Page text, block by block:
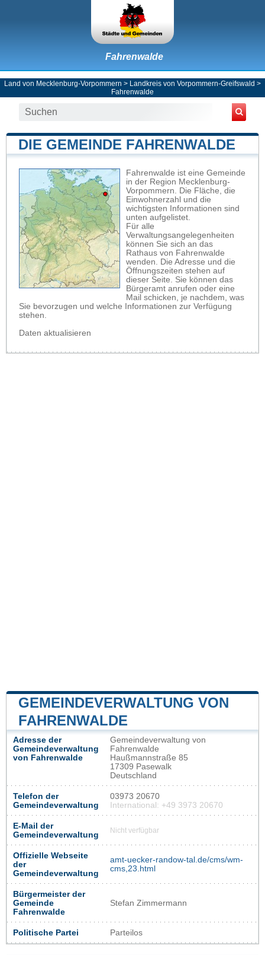
Fahrenwalde
Land von Mecklenburg-Vorpommern > Landkreis von Vorpommern-Greifswald >
Fahrenwalde
DIE GEMEINDE FAHRENWALDE
Fahrenwalde ist eine Gemeinde
in der Region Mecklenburg-
Vorpommern. Die Fläche, die
Einwohnerzahl und die
wichtigsten Informationen sind
unten aufgelistet.
Für alle
Verwaltungsangelegenheiten
können Sie sich an das
Rathaus von Fahrenwalde
wenden. Die Adresse und die
Öffnungszeiten stehen auf
dieser Seite. Sie können das
Bürgeramt anrufen oder eine
Mail schicken, je nachdem, was
Sie bevorzugen und welche Informationen zur Verfügung
stehen.
Daten aktualisieren
GEMEINDEVERWALTUNG VON
FAHRENWALDE
Adresse der
Gemeindeverwaltung
von Fahrenwalde
Gemeindeverwaltung von
Fahrenwalde
Haußmannstraße 85
17309 Pasewalk
Deutschland
Telefon der
Gemeindeverwaltung
03973 20670
International: +49 3973 20670
E-Mail der
Gemeindeverwaltung
Nicht verfügbar
Offizielle Webseite
der
Gemeindeverwaltung
amt-uecker-randow-tal.de/cms/wm-
cms,23.html
Bürgermeister der
Gemeinde
Fahrenwalde
Stefan Zimmermann
Politische Partei Parteilos